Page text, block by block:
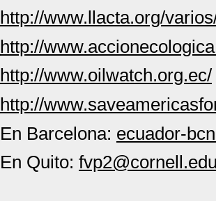
http://www.llacta.org/
http://
http://www.oilwatch.org.ec/
http://
En Barcelona: ecuador-
En Quito: